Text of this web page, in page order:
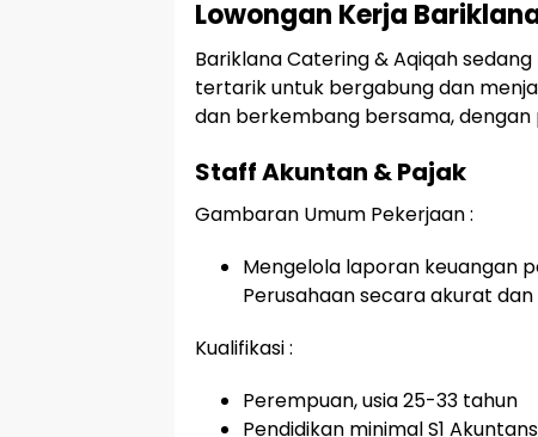
Lowongan Kerja
Bariklana Catering & Aqiqah
tertarik untuk bergabung dan
dan berkembang bersama, dengan
Staff Akuntan & Pajak
Gambaran Umum Pekerjaan :
Mengelola laporan keuangan
Perusahaan secara akurat
Kualifikasi :
Perempuan, usia 25-33 tahun
Pendidikan minimal S1